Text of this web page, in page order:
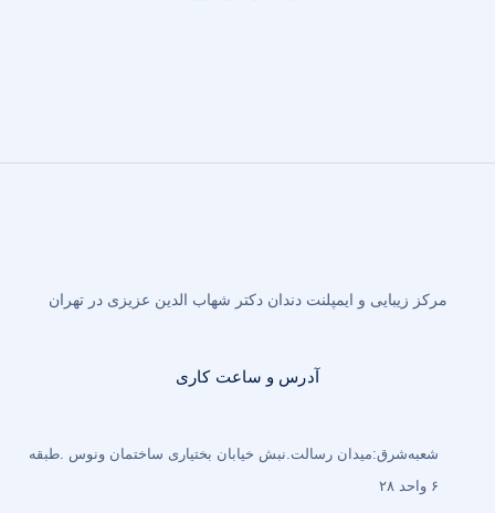
مرکز زیبایی و ایمپلنت دندان دکتر شهاب الدین عزیزی در تهران
آدرس و ساعت کاری
شعبه‌شرق:میدان رسالت.نبش خیابان بختیاری‌ ساختمان ونوس .طبقه
۶ واحد ۲۸